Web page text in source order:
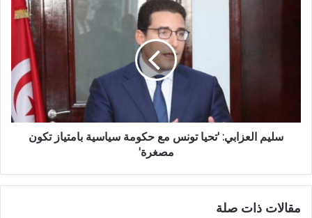
سليم العزابي: 'تحيا تونس مع حكومة سياسية بامتياز تكون
مصغرة'
مقالات ذات صلة